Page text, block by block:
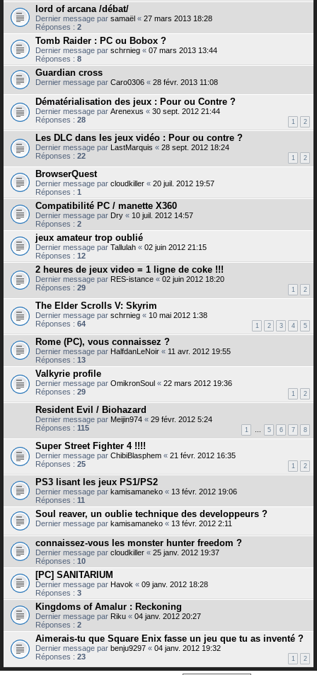
lord of arcana /débat/
Dernier message par samaël « 27 mars 2013 18:28
Réponses : 2
Tomb Raider : PC ou Bobox ?
Dernier message par schrnieg « 07 mars 2013 13:44
Réponses : 8
Guardian cross
Dernier message par Caro0306 « 28 févr. 2013 11:08
Dématérialisation des jeux : Pour ou Contre ?
Dernier message par Arenexus « 30 sept. 2012 21:44
Réponses : 28 1 2
Les DLC dans les jeux vidéo : Pour ou contre ?
Dernier message par LastMarquis « 28 sept. 2012 18:24
Réponses : 22 1 2
BrowserQuest
Dernier message par cloudkiller « 20 juil. 2012 19:57
Réponses : 1
Compatibilité PC / manette X360
Dernier message par Dry « 10 juil. 2012 14:57
Réponses : 2
jeux amateur trop oublié
Dernier message par Tallulah « 02 juin 2012 21:15
Réponses : 12
2 heures de jeux video = 1 ligne de coke !!!
Dernier message par RES-istance « 02 juin 2012 18:20
Réponses : 29 1 2
The Elder Scrolls V: Skyrim
Dernier message par schrnieg « 10 mai 2012 1:38
Réponses : 64 1 2 3 4 5
Rome (PC), vous connaissez ?
Dernier message par HalfdanLeNoir « 11 avr. 2012 19:55
Réponses : 13
Valkyrie profile
Dernier message par OmikronSoul « 22 mars 2012 19:36
Réponses : 29 1 2
Resident Evil / Biohazard
Dernier message par Meijin974 « 29 févr. 2012 5:24
Réponses : 115 1 5 6 7 8
Super Street Fighter 4 !!!!
Dernier message par ChibiBlasphem « 21 févr. 2012 16:35
Réponses : 25 1 2
PS3 lisant les jeux PS1/PS2
Dernier message par kamisamaneko « 13 févr. 2012 19:06
Réponses : 11
Soul reaver, un oublie technique des developpeurs ?
Dernier message par kamisamaneko « 13 févr. 2012 2:11
connaissez-vous les monster hunter freedom ?
Dernier message par cloudkiller « 25 janv. 2012 19:37
Réponses : 10
[PC] SANITARIUM
Dernier message par Havok « 09 janv. 2012 18:28
Réponses : 3
Kingdoms of Amalur : Reckoning
Dernier message par Riku « 04 janv. 2012 20:27
Réponses : 2
Aimerais-tu que Square Enix fasse un jeu que tu as inventé ?
Dernier message par benju9297 « 04 janv. 2012 19:32
Réponses : 23 1 2